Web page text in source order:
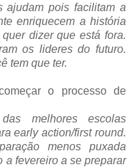
ajudam pois facilitam a
enriquecem a história
dizer que está fora.
os lideres do futuro.
tem que ter.
o processo de
melhores escolas
early action/first round.
menos puxada
a fevereiro a se preparar